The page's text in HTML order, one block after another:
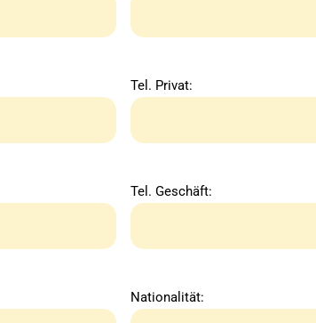
Tel. Privat:
Tel. Geschäft:
Nationalität: